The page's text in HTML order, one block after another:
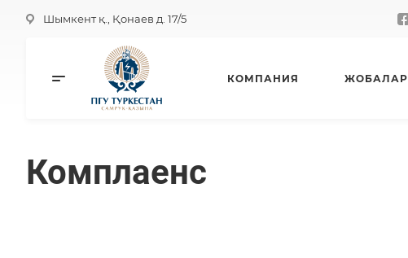
Шымкент қ., Қонаев д. 17/5
КОМПАНИЯ ЖОБАЛАР
Комплаенс